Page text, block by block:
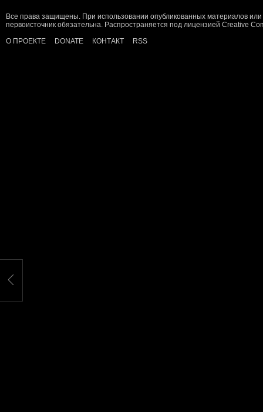
Все права защищены. При использовании опубликованных материалов
первоисточник обязательна. Распространяется под лицензией Creative
О ПРОЕКТЕ
DONATE КОНТАКТ RSS